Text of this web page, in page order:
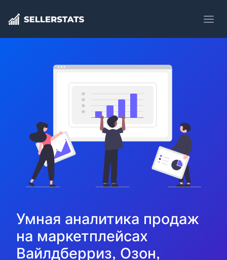
Умная аналитика продаж
на маркетплейсах
Вайлдберриз, Озон,